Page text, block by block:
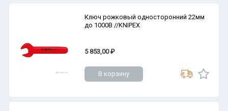
Ключ рожковый односторонний 22мм
до 1000В //KNIPEX
5 853,00 ₽
В корзину